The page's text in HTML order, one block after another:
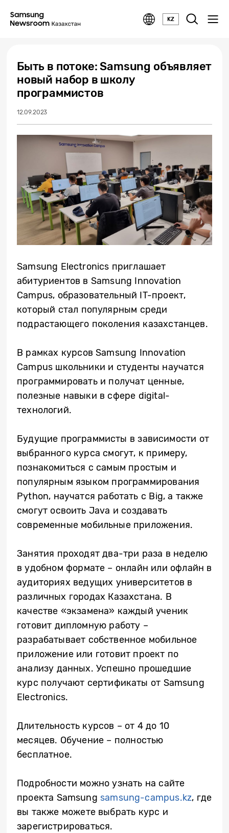
KZ
Быть в потоке: Samsung объявляет
новый набор в школу
программистов
12.09.2023
Samsung Electronics приглашает
абитуриентов в Samsung Innovation
Campus, образовательный IT-проект,
который стал популярным среди
подрастающего поколения казахстанцев.
В рамках курсов Samsung Innovation
Campus школьники и студенты научатся
программировать и получат ценные,
полезные навыки в сфере digital-
технологий.
Будущие программисты в зависимости от
выбранного курса смогут, к примеру,
познакомиться с самым простым и
популярным языком программирования
Python, научатся работать с Big, а также
смогут освоить Java и создавать
современные мобильные приложения.
Занятия проходят два-три раза в неделю
в удобном формате – онлайн или офлайн в
аудиториях ведущих университетов в
различных городах Казахстана. В
качестве «экзамена» каждый ученик
готовит дипломную работу –
разрабатывает собственное мобильное
приложение или готовит проект по
анализу данных. Успешно прошедшие
курс получают сертификаты от Samsung
Electronics.
Длительность курсов – от 4 до 10
месяцев. Обучение – полностью
бесплатное.
Подробности можно узнать на сайте
проекта Samsung samsung-campus.kz, где
вы также можете выбрать курс и
зарегистрироваться.